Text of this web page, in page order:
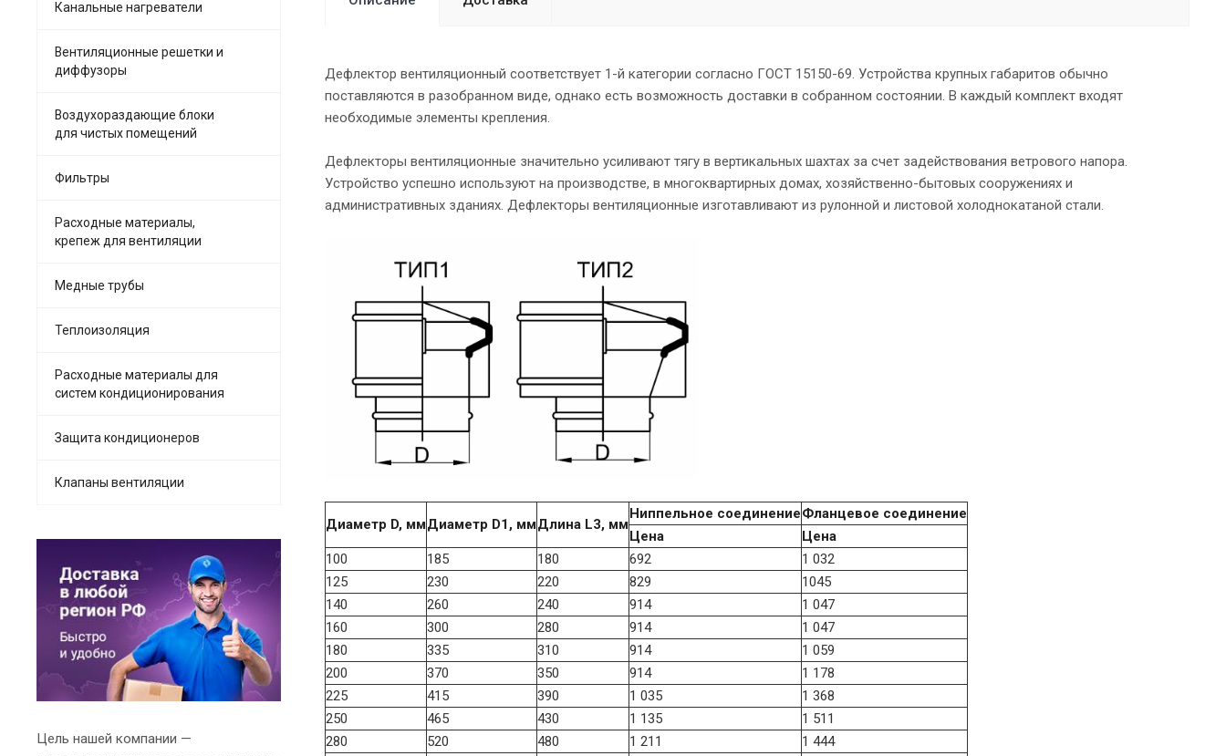
Дефлектор вентиляционный соответствует 1-й категории согласно ГОСТ 15150-69. Устройства крупных габаритов обычно
поставляются в разобранном виде, однако есть возможность доставки в собранном состоянии. В каждый комплект входят
необходимые элементы крепления.
Дефлекторы вентиляционные значительно усиливают тягу в вертикальных шахтах за счет задействования ветрового напора.
Устройство успешно используют на производстве, в многоквартирных домах, хозяйственно-бытовых сооружениях и
административных зданиях. Дефлекторы вентиляционные изготавливают из рулонной и листовой холоднокатаной стали.
Диаметр D, ммДиаметр D1, ммДлина L3, мм
Ниппельное соединениеФланцевое соединение
Цена
Цена
100
185 180 692
1 032
125
230 220 829
1045
140
260 240 914
1 047
160
300 280 914
1 047
180
335 310 914
1 059
200
370 350 914
1 178
225
415 390 1 035
1 368
250
465 430 1 135
1 511
280
520 480 1 211
1 444
Канальные нагреватели
Вентиляционные решетки и
диффузоры
Воздухораздающие блоки
для чистых помещений
Фильтры
Расходные материалы,
крепеж для вентиляции
Медные трубы
Теплоизоляция
Расходные материалы для
систем кондиционирования
Защита кондиционеров
Клапаны вентиляции
Цель нашей компании —